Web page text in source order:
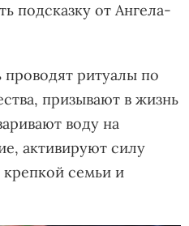
подсказку от Ангела-
ритуалы по
призывают в жизнь
воду на
активируют силу
семьи и